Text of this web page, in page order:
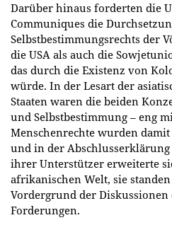
Darüber hinaus forderten die
Communiques die
Selbstbestimmungsrechts der
die USA als auch die
das durch die Existenz von
würde. In der Lesart der
Staaten waren die beiden
und Selbstbestimmung – eng
Menschenrechte wurden
und in der
ihrer Unterstützer erweiterte
afrikanischen Welt, sie
Vordergrund der
Forderungen.